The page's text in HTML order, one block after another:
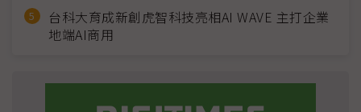
台科大育成新創虎智科技亮相AI WAVE 主打企業
地端AI商用